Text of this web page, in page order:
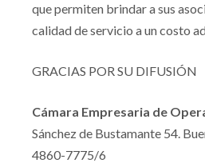
que permiten brindar a sus
calidad de servicio a un costo
GRACIAS POR SU DIFUSIÓN
Cámara Empresaria de
Sánchez de Bustamante 54.
4860-7775/6